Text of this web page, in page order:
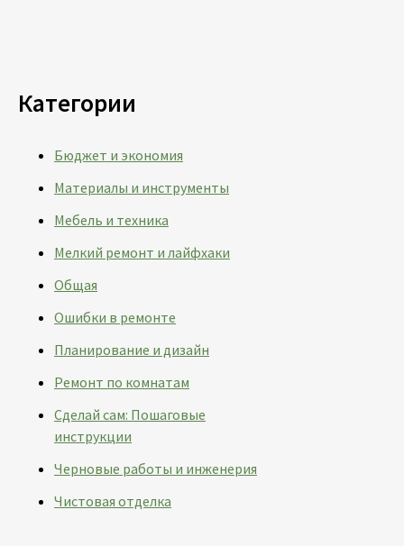
Категории
Бюджет и экономия
Материалы и инструменты
Мебель и техника
Мелкий ремонт и лайфхаки
Общая
Ошибки в ремонте
Планирование и дизайн
Ремонт по комнатам
Сделай сам: Пошаговые
инструкции
Черновые работы и инженерия
Чистовая отделка